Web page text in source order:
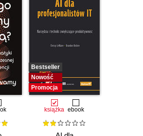
Bestseller
Nowość
Promocja
książka ebook